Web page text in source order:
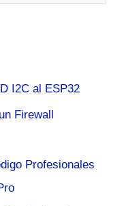
I2C al ESP32
Firewall
Profesionales